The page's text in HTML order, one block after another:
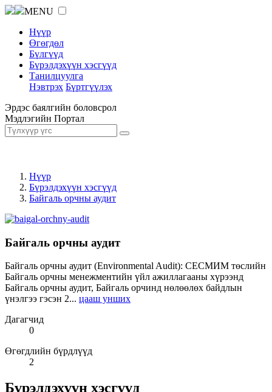
MENU
Нүүр
Өгөгдөл
Бүлгүүд
Бүрэлдэхүүн хэсгүүд
Танилцуулга
Нэвтрэх Бүртгүүлэх
Эрдэс баялгийн боловсрол
Мэдлэгийн Портал
Нүүр
Бүрэлдэхүүн хэсгүүд
Байгаль орчны аудит
Байгаль орчны аудит
Байгаль орчны аудит (Environmental Audit): СЕСМИМ төслийн
Байгаль орчны менежментийн үйл ажиллагааны хүрээнд
Байгаль орчны аудит, Байгаль орчинд нөлөөлөх байдлын
үнэлгээ гэсэн 2... цааш унших
Дагагчид
0
Өгөгдлийн бүрдлүүд
2
Бүрэлдэхүүн хэсгүүд